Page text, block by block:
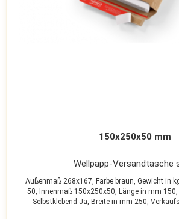
150x250x50 mm
Wellpapp-Versandtasche
Außenmaß 268x167, Farbe braun, Gewicht in
50, Innenmaß 150x250x50, Länge in mm 150,
Selbstklebend Ja, Breite in mm 250,